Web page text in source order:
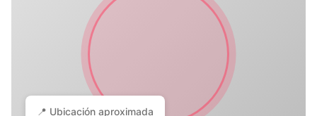
📍 Ubicación aproximada